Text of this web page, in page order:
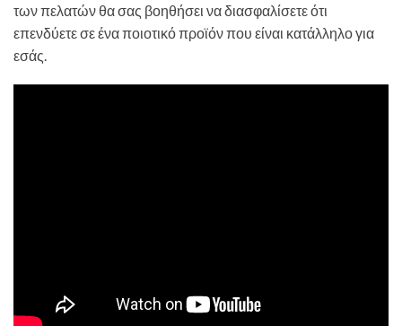
των πελατών θα σας βοηθήσει να διασφαλίσετε ότι
επενδύετε σε ένα ποιοτικό προϊόν που είναι κατάλληλο για
εσάς.